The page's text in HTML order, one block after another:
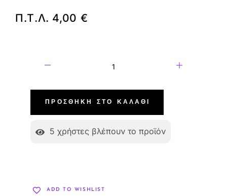
Π.Τ.Λ. 4,00 €
ΠΡΟΣΘΉΚΗ ΣΤΟ ΚΑΛΆΘΙ
5 χρήστες βλέπουν το προϊόν
ADD TO WISHLIST